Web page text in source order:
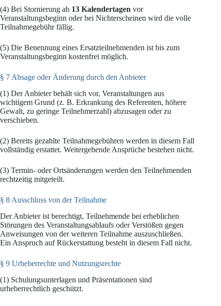
(4) Bei Stornierung ab 13 Kalendertagen vor
Veranstaltungsbeginn oder bei Nichterscheinen wird die volle
Teilnahmegebühr fällig.
(5) Die Benennung eines Ersatzteilnehmenden ist bis zum
Veranstaltungsbeginn kostenfrei möglich.
§ 7 Absage oder Änderung durch den Anbieter
(1) Der Anbieter behält sich vor, Veranstaltungen aus
wichtigem Grund (z. B. Erkrankung des Referenten, höhere
Gewalt, zu geringe Teilnehmerzahl) abzusagen oder zu
verschieben.
(2) Bereits gezahlte Teilnahmegebühren werden in diesem Fall
vollständig erstattet. Weitergehende Ansprüche bestehen nicht.
(3) Termin- oder Ortsänderungen werden den Teilnehmenden
rechtzeitig mitgeteilt.
§ 8 Ausschluss von der Teilnahme
Der Anbieter ist berechtigt, Teilnehmende bei erheblichen
Störungen des Veranstaltungsablaufs oder Verstößen gegen
Anweisungen von der weiteren Teilnahme auszuschließen.
Ein Anspruch auf Rückerstattung besteht in diesem Fall nicht.
§ 9 Urheberrechte und Nutzungsrechte
(1) Schulungsunterlagen und Präsentationen sind
urheberrechtlich geschützt.